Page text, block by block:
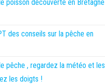
poisson découverte en Bretagne
des conseils sur la pêche en
pêche , regardez la météo et les
les doigts !